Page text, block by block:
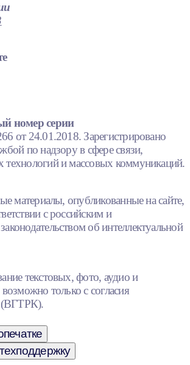
номер серии
от 24.01.2018. Зарегистрировано
по надзору в сфере связи,
и массовых коммуникаций.
материалы, опубликованные на сайте,
с российским и
об интеллектуальной
текстовых, фото, аудио и
только с согласия
(ВГТРК).